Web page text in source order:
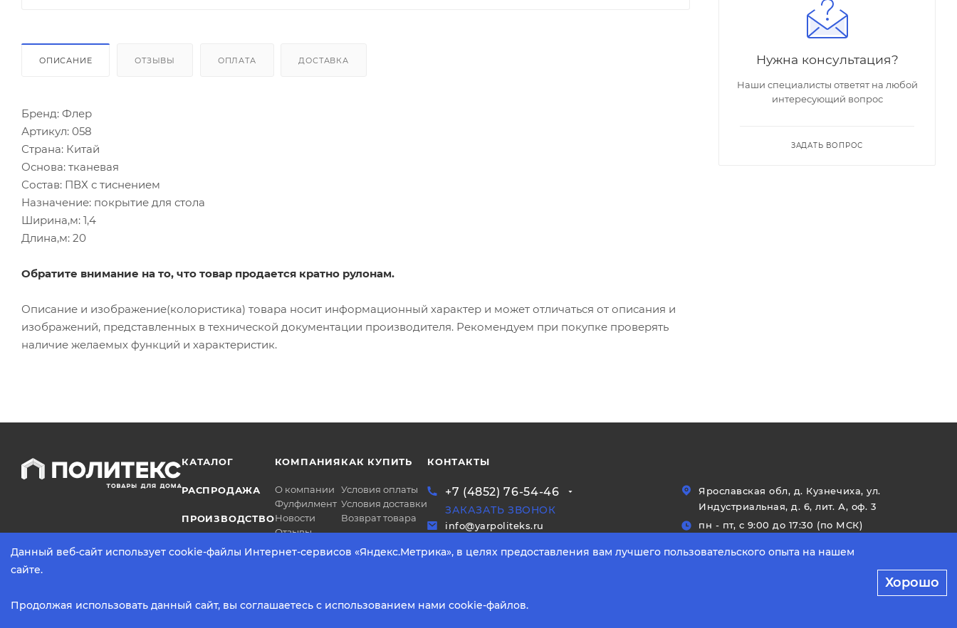
ОПИСАНИЕ ОТЗЫВЫ ОПЛАТА ДОСТАВКА
Бренд: Флер
Артикул: 058
Страна: Китай
Основа: тканевая
Состав: ПВХ с тиснением
Назначение: покрытие для стола
Ширина,м: 1,4
Длина,м: 20
Обратите внимание на то, что товар продается кратно рулонам.
Описание и изображение(колористика) товара носит информационный характер и может отличаться от описания и
изображений, представленных в технической документации производителя. Рекомендуем при покупке проверять
наличие желаемых функций и характеристик.
Нужна консультация?
Наши специалисты ответят на любой
интересующий вопрос
ЗАДАТЬ ВОПРОС
КАТАЛОГ
РАСПРОДАЖА
ПРОИЗВОДСТВО
КОМПАНИЯ
О компании
Фулфилмент
Новости
Отзывы
КАК КУПИТЬ
Условия оплаты
Условия доставки
Возврат товара
КОНТАКТЫ
+7 (4852) 76-54-46
ЗАКАЗАТЬ ЗВОНОК
Ярославская обл, д. Кузнечиха, ул.
Индустриальная, д. 6, лит. А, оф. 3
info@yarpoliteks.ru
пн - пт, с 9:00 до 17:30 (по МСК)
2026 © Политекс. Все права защищены. Способы оплаты:
Данный веб-сайт использует cookie-файлы Интернет-сервисов «Яндекс.Метрика», в целях предоставления вам лучшего пользовательского опыта на нашем
сайте.
Продолжая использовать данный сайт, вы соглашаетесь с использованием нами cookie-файлов.
Хорошо